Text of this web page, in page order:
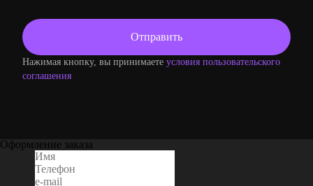
Нажимая кнопку, вы принимаете условия пользовательского
соглашения
Оформление заказа